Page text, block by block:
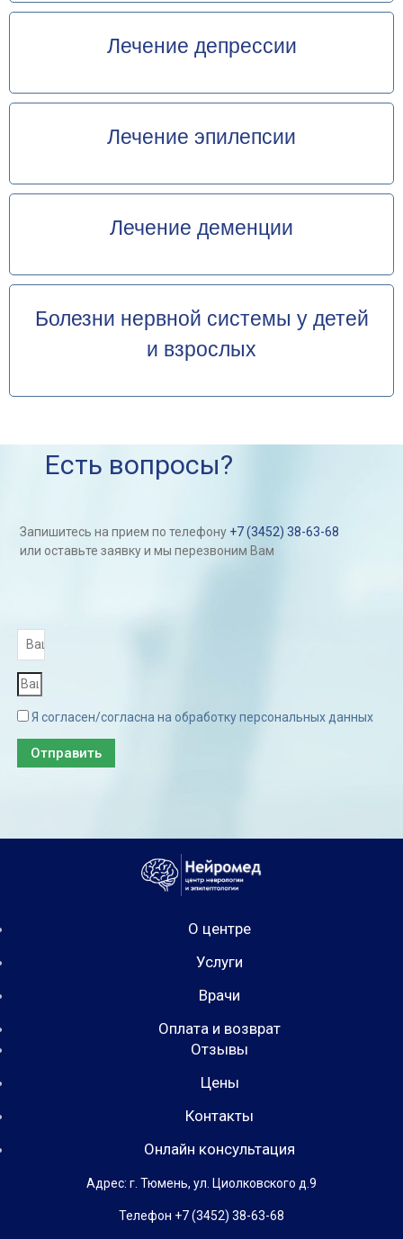
Лечение депрессии
Лечение эпилепсии
Лечение деменции
Болезни нервной системы у детей
и взрослых
Есть вопросы?
Запишитесь на прием по телефону +7 (3452) 38-63-68
или оставьте заявку и мы перезвоним Вам
Я согласен/согласна на обработку персональных данных
Отправить
О центре
Услуги
Врачи
Оплата и возврат
Отзывы
Цены
Контакты
Онлайн консультация
Адрес: г. Тюмень, ул. Циолковского д.9
Телефон +7 (3452) 38-63-68